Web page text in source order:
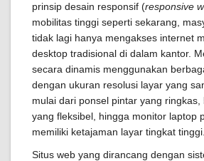
prinsip desain responsif (responsive
mobilitas tinggi seperti sekarang,
tidak lagi hanya mengakses internet
desktop tradisional di dalam kantor.
secara dinamis menggunakan
dengan ukuran resolusi layar yang
mulai dari ponsel pintar yang
yang fleksibel, hingga monitor laptop
memiliki ketajaman layar tingkat tinggi.
Situs web yang dirancang dengan